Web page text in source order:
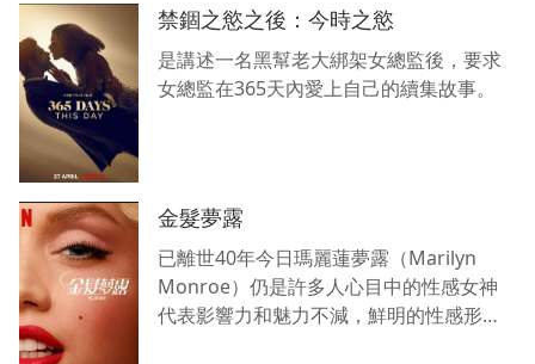
禁錮之慾之後：今時之慾
是講述一名黑幫老大綁架女總監後，要求
女總監在365天內愛上自己的續集故事。
金髮夢露
已離世40年今日瑪麗蓮夢露（Marilyn
Monroe）仍是許多人心目中的性感女神
代表影響力和魅力不減，鮮明的性感形象